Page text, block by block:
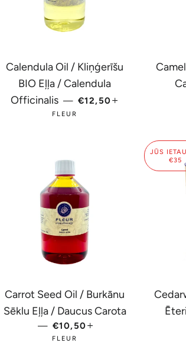
Calendula Oil / Kliņģerīšu
BIO Eļļa / Calendula
Officinalis — PARASTĀ CENA
€12,50
FLEUR
Carrot Seed Oil / Burkānu
Sēklu Eļļa / Daucus Carota
— PARASTĀ CENA
€10,50
FLEUR
JŪS
€35